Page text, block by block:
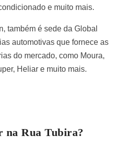
e muito mais.
também é sede da Global
automotivas que fornece as
do mercado, como Moura,
Heliar e muito mais.
na Rua Tubira?